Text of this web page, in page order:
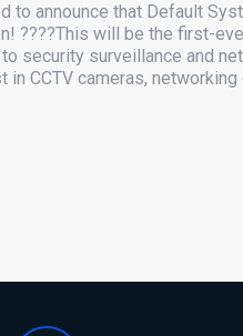
to announce that Default
????This will be the first-
security surveillance and
CCTV cameras, networking